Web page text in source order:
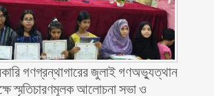
গণগ্রন্থাগারের জুলাই গণঅভ্যুত্থান
স্মৃতিচারণমূলক আলোচনা সভা ও